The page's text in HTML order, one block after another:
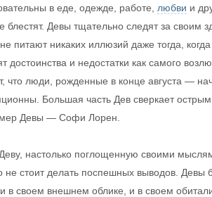
в еде, одежде, работе, любви и
блестят. Девы тщательно следят за своим
не питают никаких иллюзий даже тогда,
достоинства и недостатки как самого
что люди, рожденные в конце августа —
Большая часть Дев сверкает
Девы — Софи Лорен.
настолько поглощенную своими
стоит делать поспешных выводов. Девы
в своем внешнем облике, и в своем